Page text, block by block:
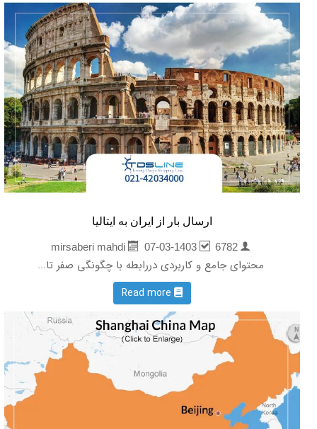
ارسال بار از ایران به ایتالیا
mirsaberi mahdi
07-03-1403 6782
محتوای جامع و کاربردی دررابطه با چگونگی صفر تا...
Read more